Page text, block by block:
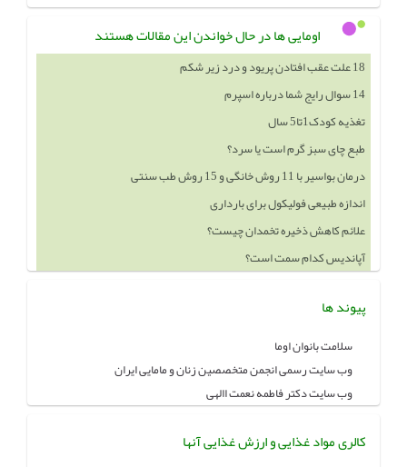
اومایی ها در حال خواندن این مقالات هستند
14 سوال رایج شما درباره اسپرم
تغذیه کودک1تا5 سال
طبع چای سبز گرم است یا سرد؟
درمان بواسیر با 11 روش خانگی و 15 روش طب سنتی
اندازه طبیعی فولیکول برای بارداری
علائم کاهش ذخیره تخمدان چیست؟
آپاندیس کدام سمت است؟
خوردن چه چيزهايي باعث بزرگ شدن سينه ميشود
پیوند ها
سلامت بانوان اوما
وب سایت رسمی انجمن متخصصین زنان و مامایی ایران
وب سایت دکتر فاطمه نعمت االهی
کالری مواد غذایی و ارزش غذایی آنها